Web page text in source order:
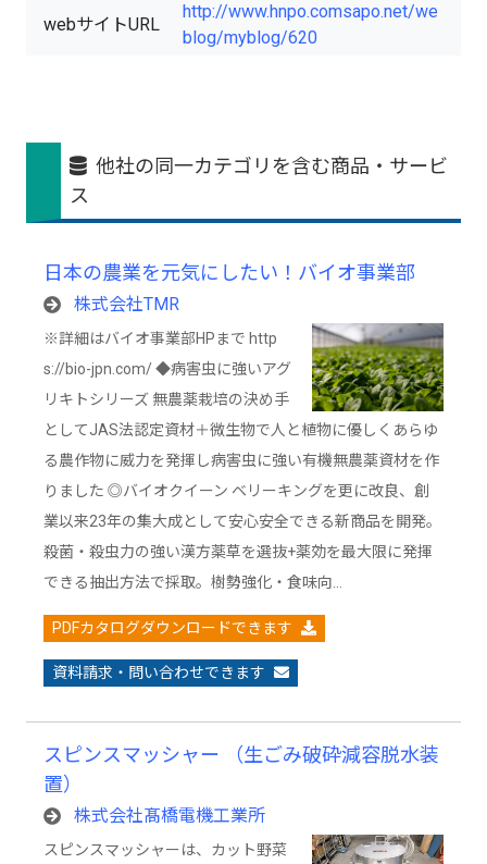
webサイトURL
http://www.hnpo.comsapo.net/we
blog/myblog/620
他社の同一カテゴリを含む商品・サービ
ス
日本の農業を元気にしたい！バイオ事業部
株式会社TMR
※詳細はバイオ事業部HPまで http
s://bio-jpn.com/ ◆病害虫に強いアグ
リキトシリーズ 無農薬栽培の決め手
としてJAS法認定資材＋微生物で人と植物に優しくあらゆ
る農作物に威力を発揮し病害虫に強い有機無農薬資材を作
りました ◎バイオクイーン ベリーキングを更に改良、創
業以来23年の集大成として安心安全できる新商品を開発。
殺菌・殺虫力の強い漢方薬草を選抜+薬効を最大限に発揮
できる抽出方法で採取。樹勢強化・食味向…
PDFカタログダウンロードできます
資料請求・問い合わせできます
スピンスマッシャー （生ごみ破砕減容脱水装
置）
株式会社髙橋電機工業所
スピンスマッシャーは、カット野菜